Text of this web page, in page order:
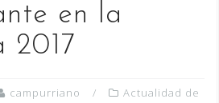
en la
2017
campurriano
Actualidad de